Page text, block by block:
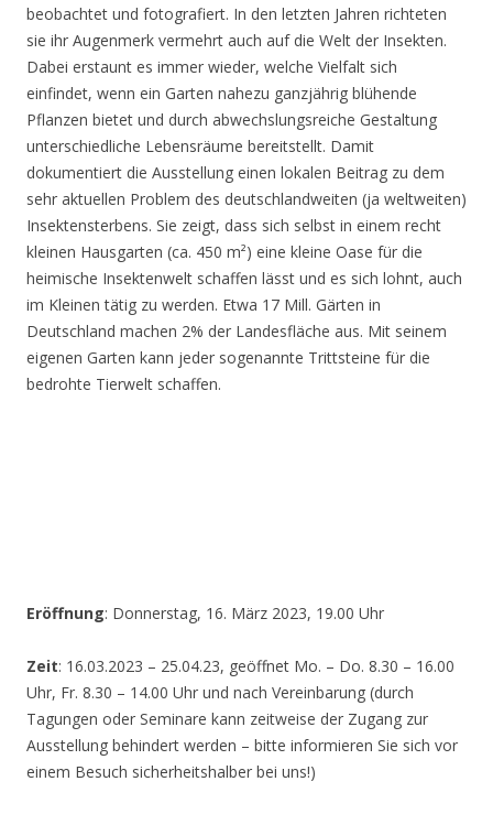
beobachtet und fotografiert. In den letzten Jahren richteten
sie ihr Augenmerk vermehrt auch auf die Welt der Insekten.
Dabei erstaunt es immer wieder, welche Vielfalt sich
einfindet, wenn ein Garten nahezu ganzjährig blühende
Pflanzen bietet und durch abwechslungsreiche Gestaltung
unterschiedliche Lebensräume bereitstellt. Damit
dokumentiert die Ausstellung einen lokalen Beitrag zu dem
sehr aktuellen Problem des deutschlandweiten (ja weltweiten)
Insektensterbens. Sie zeigt, dass sich selbst in einem recht
kleinen Hausgarten (ca. 450 m²) eine kleine Oase für die
heimische Insektenwelt schaffen lässt und es sich lohnt, auch
im Kleinen tätig zu werden. Etwa 17 Mill. Gärten in
Deutschland machen 2% der Landesfläche aus. Mit seinem
eigenen Garten kann jeder sogenannte Trittsteine für die
bedrohte Tierwelt schaffen.
Eröffnung: Donnerstag, 16. März 2023, 19.00 Uhr
Zeit: 16.03.2023 – 25.04.23, geöffnet Mo. – Do. 8.30 – 16.00
Uhr, Fr. 8.30 – 14.00 Uhr und nach Vereinbarung (durch
Tagungen oder Seminare kann zeitweise der Zugang zur
Ausstellung behindert werden – bitte informieren Sie sich vor
einem Besuch sicherheitshalber bei uns!)